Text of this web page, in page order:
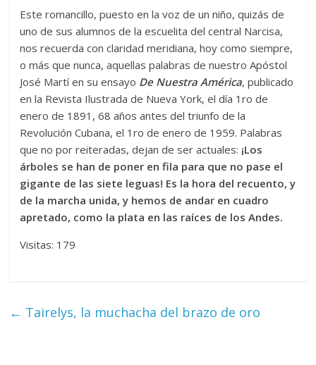
Este romancillo, puesto en la voz de un niño, quizás de
uno de sus alumnos de la escuelita del central Narcisa,
nos recuerda con claridad meridiana, hoy como siempre,
o más que nunca, aquellas palabras de nuestro Apóstol
José Martí en su ensayo De Nuestra América, publicado
en la Revista Ilustrada de Nueva York, el día 1ro de
enero de 1891, 68 años antes del triunfo de la
Revolución Cubana, el 1ro de enero de 1959. Palabras
que no por reiteradas, dejan de ser actuales: ¡Los
árboles se han de poner en fila para que no pase el
gigante de las siete leguas! Es la hora del recuento, y
de la marcha unida, y hemos de andar en cuadro
apretado, como la plata en las raíces de los Andes.
Visitas: 179
← Tairelys, la muchacha del brazo de oro